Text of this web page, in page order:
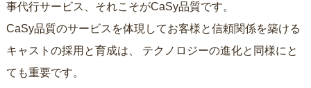
事代行サービス、それこそがCaSy品質です。
CaSy品質のサービスを体現してお客様と信頼関係を築ける
キャストの採用と育成は、
ても重要です。